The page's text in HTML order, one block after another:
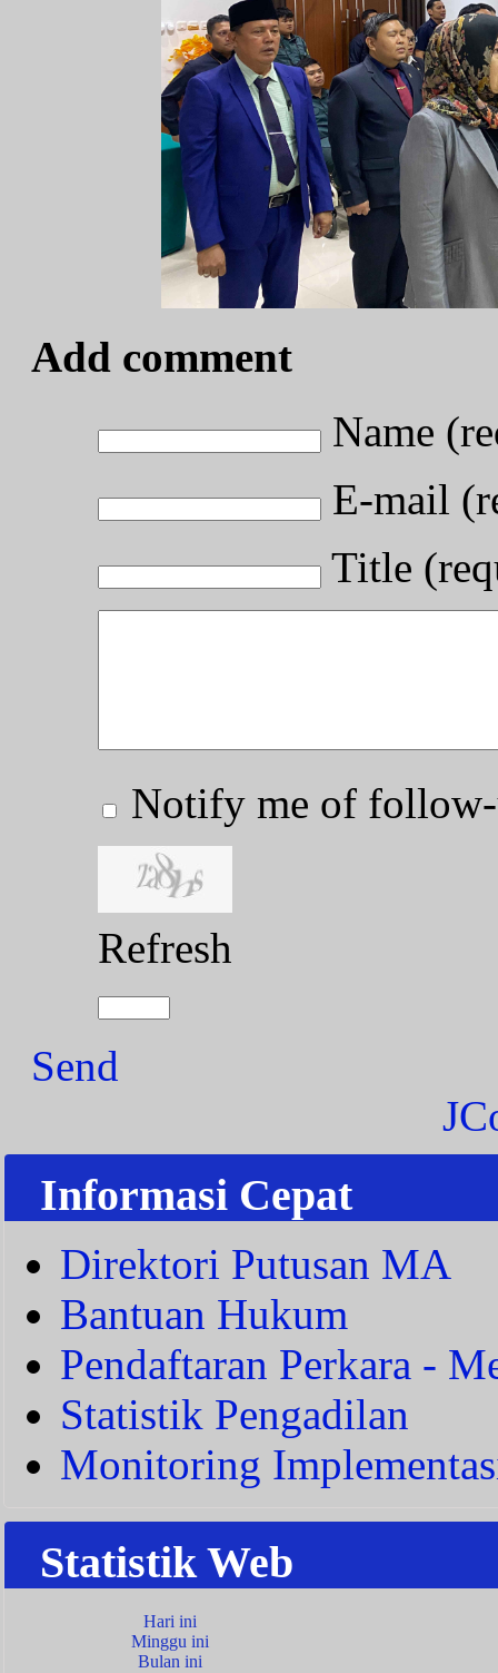
Add comment
Name
E-mail
Title
Notify me of follow-
Refresh
Send
Informasi Cepat
Direktori Putusan MA
Bantuan Hukum
Pendaftaran Perkara -
Statistik Pengadilan
Monitoring
Statistik Web
Hari ini
Minggu ini
Bulan ini